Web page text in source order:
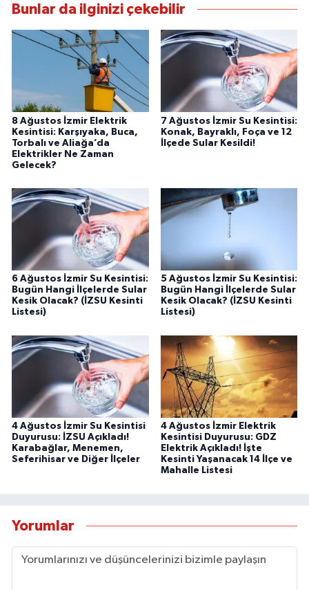
Bunlar da ilginizi çekebilir
8 Ağustos İzmir Elektrik
Kesintisi: Karşıyaka, Buca,
Torbalı ve Aliağa’da
Elektrikler Ne Zaman
Gelecek?
7 Ağustos İzmir Su Kesintisi:
Konak, Bayraklı, Foça ve 12
İlçede Sular Kesildi!
6 Ağustos İzmir Su Kesintisi:
Bugün Hangi İlçelerde Sular
Kesik Olacak? (İZSU Kesinti
Listesi)
5 Ağustos İzmir Su Kesintisi:
Bugün Hangi İlçelerde Sular
Kesik Olacak? (İZSU Kesinti
Listesi)
4 Ağustos İzmir Su Kesintisi
Duyurusu: İZSU Açıkladı!
Karabağlar, Menemen,
Seferihisar ve Diğer İlçeler
4 Ağustos İzmir Elektrik
Kesintisi Duyurusu: GDZ
Elektrik Açıkladı! İşte
Kesinti Yaşanacak 14 İlçe ve
Mahalle Listesi
Yorumlar